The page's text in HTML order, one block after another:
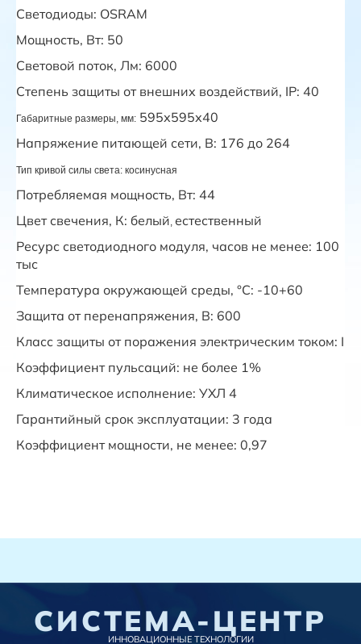
Светодиоды: OSRAM
Мощность, Вт: 50
Световой поток, Лм: 6000
Степень защиты от внешних воздействий, IP: 40
Габаритные размеры, мм: 595х595х40
Напряжение питающей сети, В: 176 до 264
Тип кривой силы света: косинусная
Потребляемая мощность, Вт: 44
Цвет свечения, К: белый, естественный
Ресурс светодиодного модуля, часов не менее: 100
тыс
Температура окружающей среды, °С: -10+60
Защита от перенапряжения, В: 600
Класс защиты от поражения электрическим током: I
Коэффициент пульсаций: не более 1%
Климатическое исполнение: УХЛ 4
Гарантийный срок эксплуатации: 3 года
Коэффициент мощности, не менее: 0,97
СИСТЕМА-ЦЕНТР
ИННОВАЦИОННЫЕ ТЕХНОЛОГИИ